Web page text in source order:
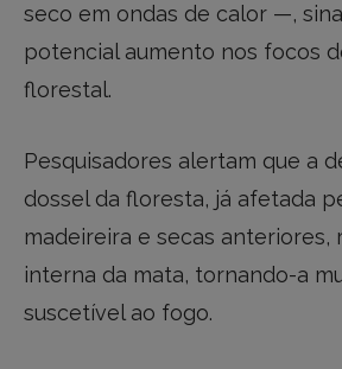
seco em ondas de calor —,
potencial aumento nos focos
florestal.
Pesquisadores alertam que a
dossel da floresta, já afetada
madeireira e secas anteriores,
interna da mata, tornando-a
suscetível ao fogo.